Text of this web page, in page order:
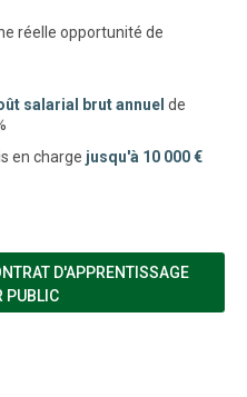
réelle opportunité de
salarial brut annuel de
en charge jusqu'à 10 000 €
D'APPRENTISSAGE
PUBLIC(NOUVELLE FENÊTRE)